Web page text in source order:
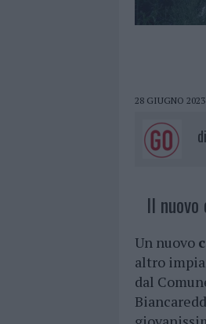
28 GIUGNO 2023
di
Il
Un nuovo
altro
dal